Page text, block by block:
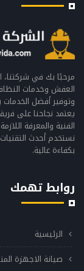
مرحبًا بك في شركتنا،
العفش وخدمات
وتوفير أفضل
يعتمد نجاحنا على
الفنية والمعرفة
نستخدم أحدث
بكفاءة عالية.
روابط تهمك
الرئيسية
صيانة الاجهزة